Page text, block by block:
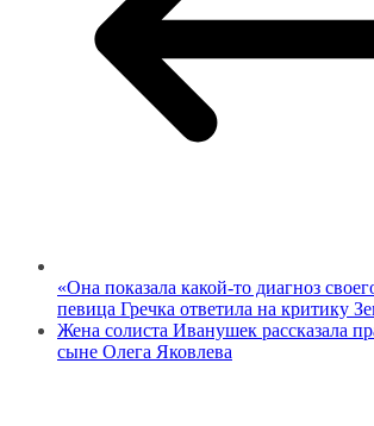
«Она показала какой-то диагноз
певица Гречка ответила на критику
Жена солиста Иванушек рассказала
сыне Олега Яковлева